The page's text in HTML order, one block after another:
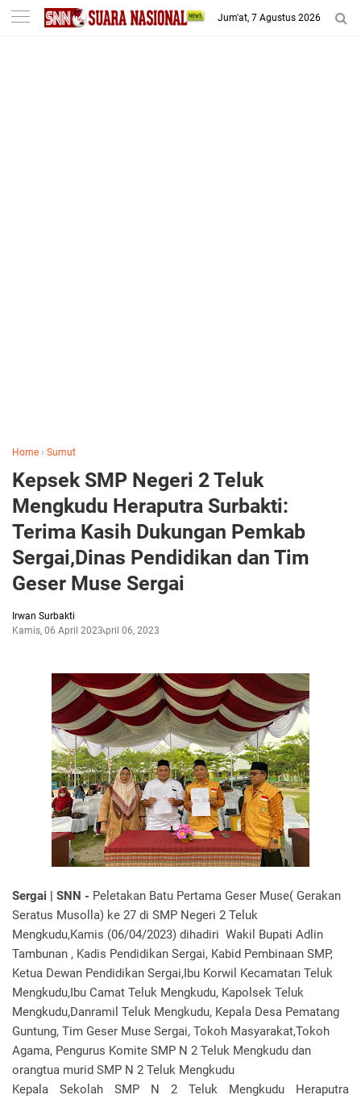
-->
Jum'at, 7 Agustus 2026
Home › Sumut
Kepsek SMP Negeri 2 Teluk
Mengkudu Heraputra Surbakti:
Terima Kasih Dukungan Pemkab
Sergai,Dinas Pendidikan dan Tim
Geser Muse Sergai
Irwan Surbakti
Kamis, 06 April 2023April 06, 2023
Sergai | SNN - Peletakan Batu Pertama Geser Muse( Gerakan
Seratus Musolla) ke 27 di SMP Negeri 2 Teluk
Mengkudu,Kamis (06/04/2023) dihadiri Wakil Bupati Adlin
Tambunan , Kadis Pendidikan Sergai, Kabid Pembinaan SMP,
Ketua Dewan Pendidikan Sergai,Ibu Korwil Kecamatan Teluk
Mengkudu,Ibu Camat Teluk Mengkudu, Kapolsek Teluk
Mengkudu,Danramil Teluk Mengkudu, Kepala Desa Pematang
Guntung, Tim Geser Muse Sergai, Tokoh Masyarakat,Tokoh
Agama, Pengurus Komite SMP N 2 Teluk Mengkudu dan
orangtua murid SMP N 2 Teluk Mengkudu
Kepala Sekolah SMP N 2 Teluk Mengkudu Heraputra